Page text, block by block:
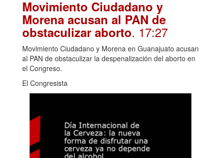
Movimiento Ciudadano y
Morena acusan al PAN de
obstaculizar aborto. 17:27
Movimiento Ciudadano y Morena en Guanajuato acusan
al PAN de obstaculizar la despenalización del aborto en
el Congreso.
El Congresista